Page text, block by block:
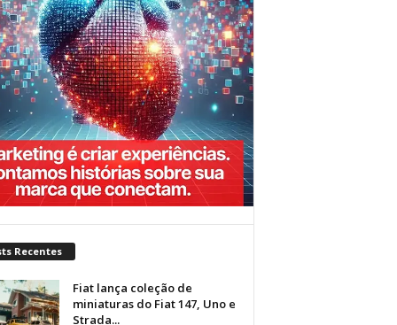
Recentes
Fiat lança coleção de
miniaturas do Fiat 147, Uno e
Strada...